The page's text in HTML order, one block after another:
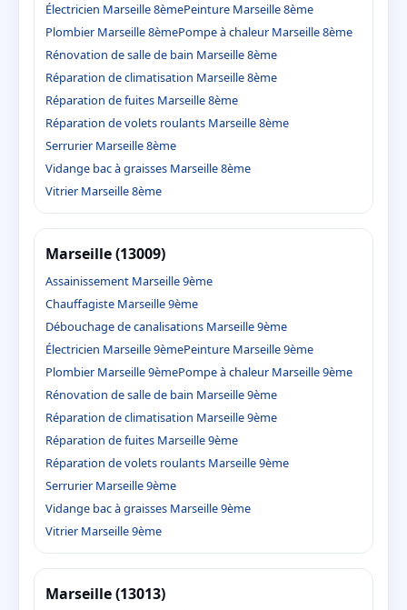
Électricien Marseille 8èmePeinture Marseille 8ème
Plombier Marseille 8èmePompe à chaleur Marseille 8ème
Rénovation de salle de bain Marseille 8ème
Réparation de climatisation Marseille 8ème
Réparation de fuites Marseille 8ème
Réparation de volets roulants Marseille 8ème
Serrurier Marseille 8ème
Vidange bac à graisses Marseille 8ème
Vitrier Marseille 8ème
Marseille (13009)
Assainissement Marseille 9ème
Chauffagiste Marseille 9ème
Débouchage de canalisations Marseille 9ème
Électricien Marseille 9èmePeinture Marseille 9ème
Plombier Marseille 9èmePompe à chaleur Marseille 9ème
Rénovation de salle de bain Marseille 9ème
Réparation de climatisation Marseille 9ème
Réparation de fuites Marseille 9ème
Réparation de volets roulants Marseille 9ème
Serrurier Marseille 9ème
Vidange bac à graisses Marseille 9ème
Vitrier Marseille 9ème
Marseille (13013)